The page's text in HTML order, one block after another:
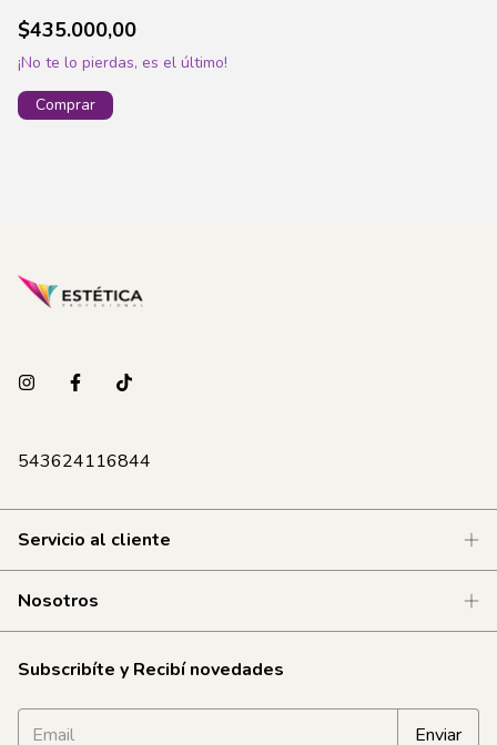
828)
$435.000,00
¡No te lo pierdas, es el último!
543624116844
Servicio al cliente
Nosotros
Subscribíte y Recibí novedades